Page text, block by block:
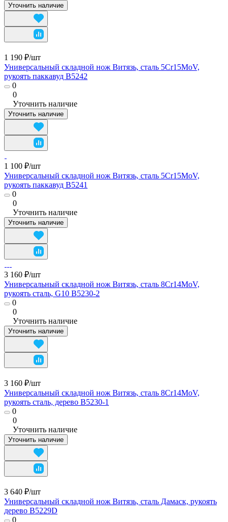
Уточнить наличие
1 190 ₽/шт
Универсальный складной нож Витязь, сталь 5Cr15MoV,
рукоять паккавуд B5242
0
0
Уточнить наличие
Уточнить наличие
1 100 ₽/шт
Универсальный складной нож Витязь, сталь 5Cr15MoV,
рукоять паккавуд B5241
0
0
Уточнить наличие
Уточнить наличие
3 160 ₽/шт
Универсальный складной нож Витязь, сталь 8Cr14MoV,
рукоять сталь, G10 B5230-2
0
0
Уточнить наличие
Уточнить наличие
3 160 ₽/шт
Универсальный складной нож Витязь, сталь 8Cr14MoV,
рукоять сталь, дерево B5230-1
0
0
Уточнить наличие
Уточнить наличие
3 640 ₽/шт
Универсальный складной нож Витязь, сталь Дамаск, рукоять
дерево B5229D
0